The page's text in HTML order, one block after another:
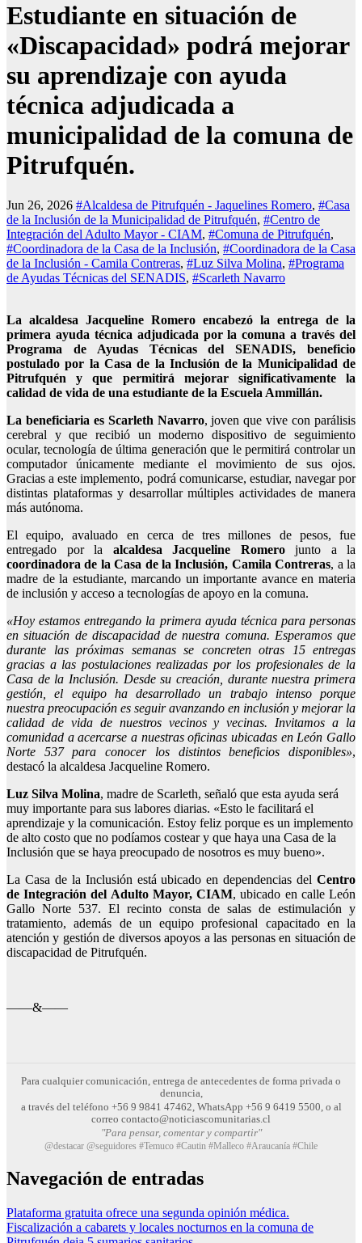
Estudiante en situación de
«Discapacidad» podrá mejorar
su aprendizaje con ayuda
técnica adjudicada a
municipalidad de la comuna de
Pitrufquén.
Jun 26, 2026 #Alcaldesa de Pitrufquén - Jaquelines Romero, #Casa
de la Inclusión de la Municipalidad de Pitrufquén, #Centro de
Integración del Adulto Mayor - CIAM, #Comuna de Pitrufquén,
#Coordinadora de la Casa de la Inclusión, #Coordinadora de la Casa
de la Inclusión - Camila Contreras, #Luz Silva Molina, #Programa
de Ayudas Técnicas del SENADIS, #Scarleth Navarro
La alcaldesa Jacqueline Romero encabezó la entrega de la
primera ayuda técnica adjudicada por la comuna a través del
Programa de Ayudas Técnicas del SENADIS, beneficio
postulado por la Casa de la Inclusión de la Municipalidad de
Pitrufquén y que permitirá mejorar significativamente la
calidad de vida de una estudiante de la Escuela Ammillán.
La beneficiaria es Scarleth Navarro, joven que vive con parálisis
cerebral y que recibió un moderno dispositivo de seguimiento
ocular, tecnología de última generación que le permitirá controlar un
computador únicamente mediante el movimiento de sus ojos.
Gracias a este implemento, podrá comunicarse, estudiar, navegar por
distintas plataformas y desarrollar múltiples actividades de manera
más autónoma.
El equipo, avaluado en cerca de tres millones de pesos, fue
entregado por la alcaldesa Jacqueline Romerojunto a la
coordinadora de la Casa de la Inclusión, Camila Contreras, a la
madre de la estudiante, marcando un importante avance en materia
de inclusión y acceso a tecnologías de apoyo en la comuna.
«Hoy estamos entregando la primera ayuda técnica para personas
en situación de discapacidad de nuestra comuna. Esperamos que
durante las próximas semanas se concreten otras 15 entregas
gracias a las postulaciones realizadas por los profesionales de la
Casa de la Inclusión. Desde su creación, durante nuestra primera
gestión, el equipo ha desarrollado un trabajo intenso porque
nuestra preocupación es seguir avanzando en inclusión y mejorar la
calidad de vida de nuestros vecinos y vecinas. Invitamos a la
comunidad a acercarse a nuestras oficinas ubicadas en León Gallo
Norte 537 para conocer los distintos beneficios disponibles»,
destacó la alcaldesa Jacqueline Romero.
Luz Silva Molina, madre de Scarleth, señaló que esta ayuda será
muy importante para sus labores diarias. «Esto le facilitará el
aprendizaje y la comunicación. Estoy feliz porque es un implemento
de alto costo que no podíamos costear y que haya una Casa de la
Inclusión que se haya preocupado de nosotros es muy bueno».
La Casa de la Inclusión está ubicado en dependencias del Centro
de Integración del Adulto Mayor, CIAM, ubicado en calle León
Gallo Norte 537. El recinto consta de salas de estimulación y
tratamiento, además de un equipo profesional capacitado en la
atención y gestión de diversos apoyos a las personas en situación de
discapacidad de Pitrufquén.
——&——
Para cualquier comunicación, entrega de antecedentes de forma privada o
denuncia,
a través del teléfono +56 9 9841 47462, WhatsApp +56 9 6419 5500, o al
correo contacto@noticiascomunitarias.cl
"Para pensar, comentar y compartir"
@destacar @seguidores #Temuco #Cautin #Malleco #Araucanía #Chile
Navegación de entradas
Plataforma gratuita ofrece una segunda opinión médica.
Fiscalización a cabarets y locales nocturnos en la comuna de